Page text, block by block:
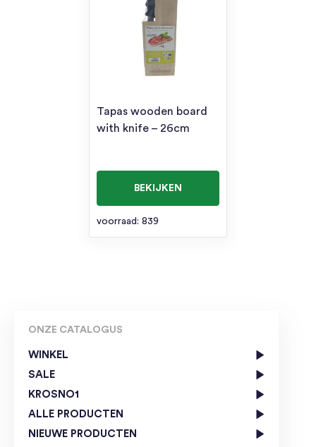
ONZE CATALOGUS
WINKEL
SALE
KROSNO1
ALLE PRODUCTEN
NIEUWE PRODUCTEN
Tapas wooden board
with knife – 26cm
BEKIJKEN
voorraad: 839